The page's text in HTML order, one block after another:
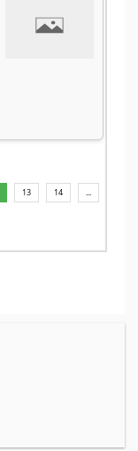
13 14
...